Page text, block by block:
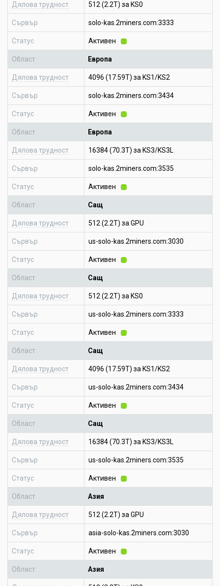
Дялова трудност 512 (2.2T) за KS0
Сървър solo-kas.2miners.com:3333
Статус Активен
Област Европа
Дялова трудност 4096 (17.59T) за KS1/KS2
Сървър solo-kas.2miners.com:3434
Статус Активен
Област Европа
Дялова трудност 16384 (70.3T) за KS3/KS3L
Сървър solo-kas.2miners.com:3535
Статус Активен
Област Сащ
Дялова трудност 512 (2.2T) за GPU
Сървър us-solo-kas.2miners.com:3030
Статус Активен
Област Сащ
Дялова трудност 512 (2.2T) за KS0
Сървър us-solo-kas.2miners.com:3333
Статус Активен
Област Сащ
Дялова трудност 4096 (17.59T) за KS1/KS2
Сървър us-solo-kas.2miners.com:3434
Статус Активен
Област Сащ
Дялова трудност 16384 (70.3T) за KS3/KS3L
Сървър us-solo-kas.2miners.com:3535
Статус Активен
Област Азия
Дялова трудност 512 (2.2T) за GPU
Сървър asia-solo-kas.2miners.com:3030
Статус Активен
Област Азия